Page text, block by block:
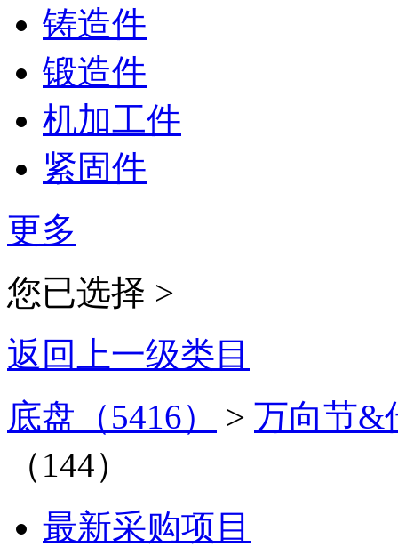
铸造件
锻造件
机加工件
紧固件
更多
您已选择 >
返回上一级类目
底盘（5416）
> 万向节&
（144）
最新采购项目